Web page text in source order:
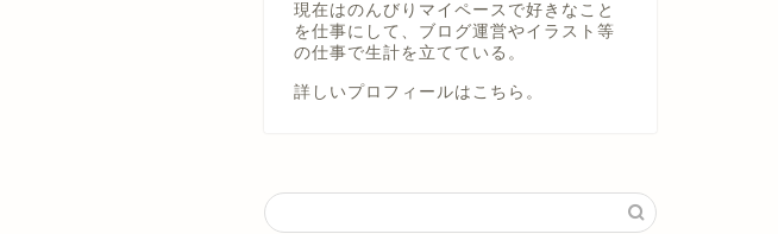
現在はのんびりマイペースで好きなこと
を仕事にして、ブログ運営やイラスト等
の仕事で生計を立てている。
詳しいプロフィールは こちら。